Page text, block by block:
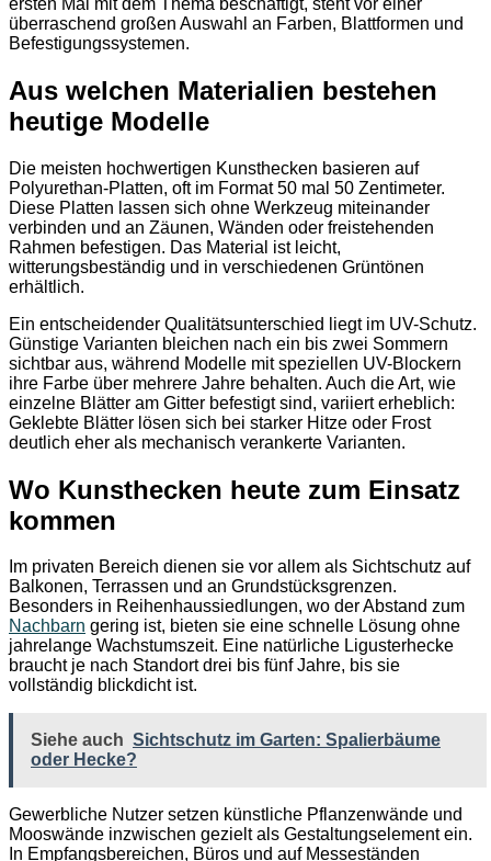
überraschend großen Auswahl an Farben, Blattformen und
Befestigungssystemen.
Aus welchen Materialien bestehen
heutige Modelle
Die meisten hochwertigen Kunsthecken basieren auf
Polyurethan-Platten, oft im Format 50 mal 50 Zentimeter.
Diese Platten lassen sich ohne Werkzeug miteinander
verbinden und an Zäunen, Wänden oder freistehenden
Rahmen befestigen. Das Material ist leicht,
witterungsbeständig und in verschiedenen Grüntönen
erhältlich.
Ein entscheidender Qualitätsunterschied liegt im UV-Schutz.
Günstige Varianten bleichen nach ein bis zwei Sommern
sichtbar aus, während Modelle mit speziellen UV-Blockern
ihre Farbe über mehrere Jahre behalten. Auch die Art, wie
einzelne Blätter am Gitter befestigt sind, variiert erheblich:
Geklebte Blätter lösen sich bei starker Hitze oder Frost
deutlich eher als mechanisch verankerte Varianten.
Wo Kunsthecken heute zum Einsatz
kommen
Im privaten Bereich dienen sie vor allem als Sichtschutz auf
Balkonen, Terrassen und an Grundstücksgrenzen.
Besonders in Reihenhaussiedlungen, wo der Abstand zum
Nachbarn gering ist, bieten sie eine schnelle Lösung ohne
jahrelange Wachstumszeit. Eine natürliche Ligusterhecke
braucht je nach Standort drei bis fünf Jahre, bis sie
vollständig blickdicht ist.
Siehe auch Sichtschutz im Garten: Spalierbäume
oder Hecke?
Gewerbliche Nutzer setzen künstliche Pflanzenwände und
Mooswände inzwischen gezielt als Gestaltungselement ein.
In Empfangsbereichen, Büros und auf Messeständen